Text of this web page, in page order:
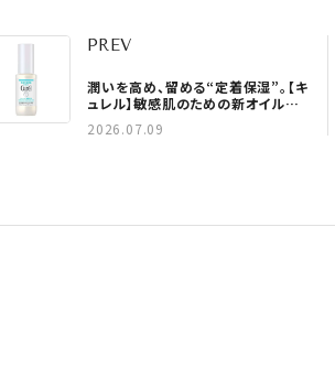
PREV
潤いを高め、留める“定着保湿”。【キ
ュレル】敏感肌のための新オイル美
容液が誕生
2026.07.09